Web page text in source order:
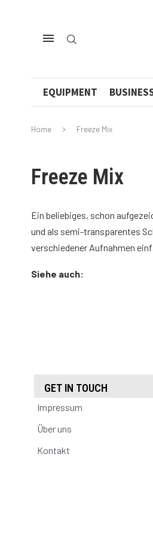
EQUIPMENT
Home Freeze Mix
Freeze Mix
Ein beliebiges, schon
und als semi-transparentes
verschiedener Aufnahmen
Siehe auch:
GET IN TOUCH
Impressum
Über uns
Kontakt